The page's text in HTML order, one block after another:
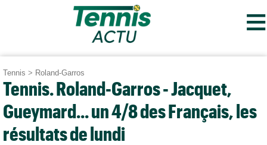
≡
Tennis > Roland-Garros
Tennis. Roland-Garros - Jacquet,
Gueymard... un 4/8 des Français, les
résultats de lundi